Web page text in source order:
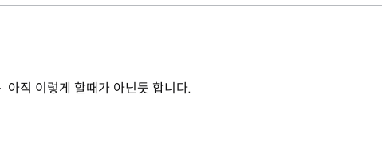
직 이렇게 할때가 아닌듯 합니다.